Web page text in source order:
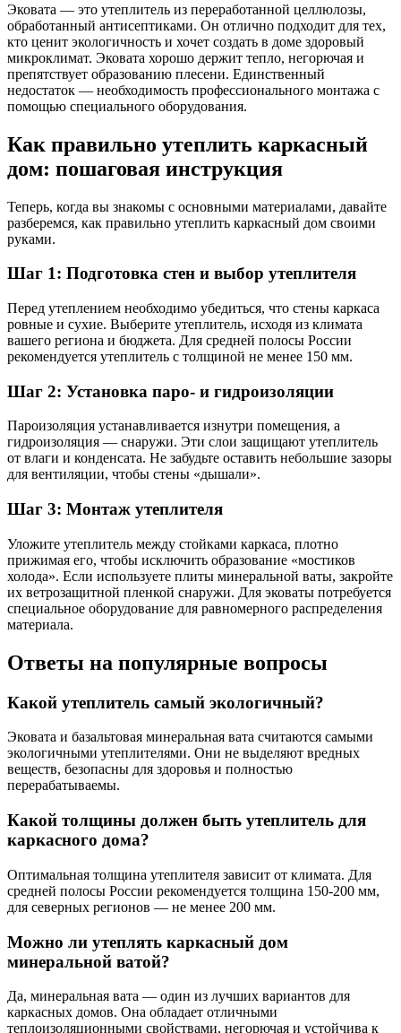
Эковата — это утеплитель из переработанной целлюлозы,
обработанный антисептиками. Он отлично подходит для тех,
кто ценит экологичность и хочет создать в доме здоровый
микроклимат. Эковата хорошо держит тепло, негорючая и
препятствует образованию плесени. Единственный
недостаток — необходимость профессионального монтажа с
помощью специального оборудования.
Как правильно утеплить каркасный
дом: пошаговая инструкция
Теперь, когда вы знакомы с основными материалами, давайте
разберемся, как правильно утеплить каркасный дом своими
руками.
Шаг 1: Подготовка стен и выбор утеплителя
Перед утеплением необходимо убедиться, что стены каркаса
ровные и сухие. Выберите утеплитель, исходя из климата
вашего региона и бюджета. Для средней полосы России
рекомендуется утеплитель с толщиной не менее 150 мм.
Шаг 2: Установка паро- и гидроизоляции
Пароизоляция устанавливается изнутри помещения, а
гидроизоляция — снаружи. Эти слои защищают утеплитель
от влаги и конденсата. Не забудьте оставить небольшие зазоры
для вентиляции, чтобы стены «дышали».
Шаг 3: Монтаж утеплителя
Уложите утеплитель между стойками каркаса, плотно
прижимая его, чтобы исключить образование «мостиков
холода». Если используете плиты минеральной ваты, закройте
их ветрозащитной пленкой снаружи. Для эковаты потребуется
специальное оборудование для равномерного распределения
материала.
Ответы на популярные вопросы
Какой утеплитель самый экологичный?
Эковата и базальтовая минеральная вата считаются самыми
экологичными утеплителями. Они не выделяют вредных
веществ, безопасны для здоровья и полностью
перерабатываемы.
Какой толщины должен быть утеплитель для
каркасного дома?
Оптимальная толщина утеплителя зависит от климата. Для
средней полосы России рекомендуется толщина 150-200 мм,
для северных регионов — не менее 200 мм.
Можно ли утеплять каркасный дом
минеральной ватой?
Да, минеральная вата — один из лучших вариантов для
каркасных домов. Она обладает отличными
теплоизоляционными свойствами, негорючая и устойчива к